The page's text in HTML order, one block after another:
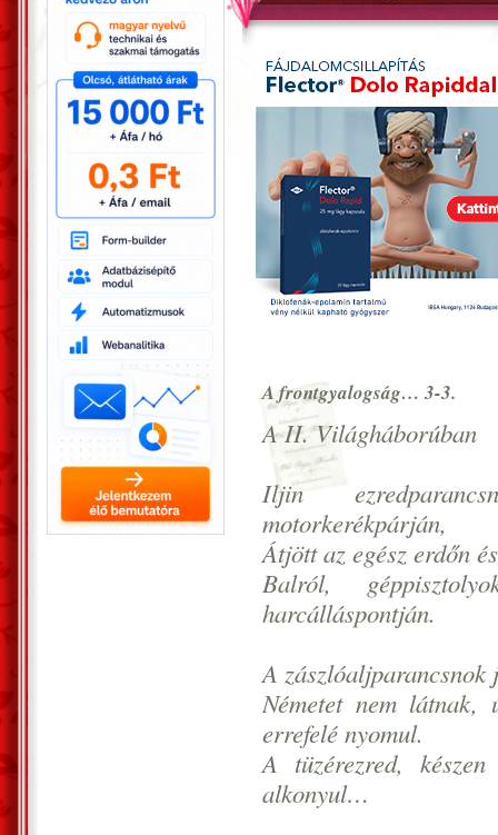
A frontgyalogság… 3-3.
A II. Világháborúban
Iljin
motorkerékpárján,
Átjött az egész erdőn
Balról,
harcálláspontján.
A zászlóaljparancsnok
Németet nem
errefelé nyomul.
A tüzérezred,
alkonyul…